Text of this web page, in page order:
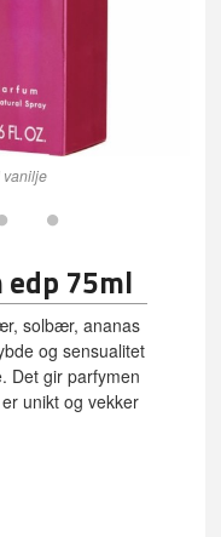
edp 75ml
solbær, ananas
og sensualitet
Det gir parfymen
unikt og vekker